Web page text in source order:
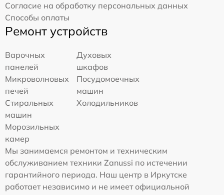
Согласие на обработку персональных данных
Способы оплаты
Ремонт устройств
Варочных
панелей
Духовых
шкафов
Микроволновых
печей
Посудомоечных
машин
Стиральных
машин
Холодильников
Морозильных
камер
Мы занимаемся ремонтом и техническим
обслуживанием техники Zanussi по истечении
гарантийного периода. Наш центр в Иркутске
работает независимо и не имеет официальной